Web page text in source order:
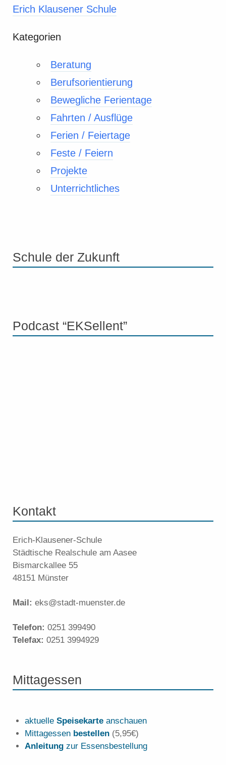
Erich Klausener Schule
Kategorien
Beratung
Berufsorientierung
Bewegliche Ferientage
Fahrten / Ausflüge
Ferien / Feiertage
Feste / Feiern
Projekte
Unterrichtliches
Schule der Zukunft
Podcast “EKSellent”
Kontakt
Erich-Klausener-Schule
Städtische Realschule am Aasee
Bismarckallee 55
48151 Münster
Mail: eks@stadt-muenster.de
Telefon: 0251 399490
Telefax: 0251 3994929
Mittagessen
aktuelle Speisekarte anschauen
Mittagessen bestellen (5,95€)
Anleitung zur Essensbestellung